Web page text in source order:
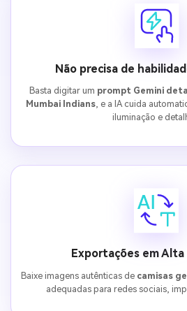
Não precisa de
Basta digitar um prompt Gemini
Mumbai Indians, e a IA cuida
iluminação e
Exportações em Alta
Baixe imagens autênticas de camisas
adequadas para redes sociais,